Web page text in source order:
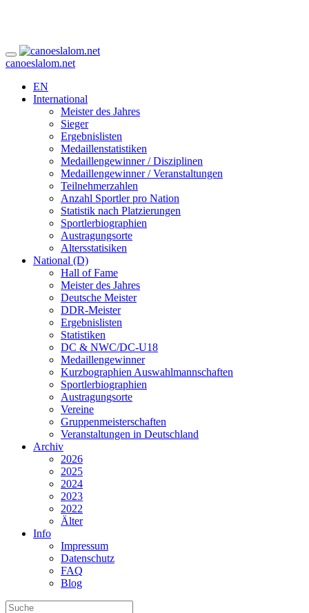
canoeslalom.net
EN
International
Meister des Jahres
Sieger
Ergebnislisten
Medaillenstatistiken
Medaillengewinner / Disziplinen
Medaillengewinner / Veranstaltungen
Teilnehmerzahlen
Anzahl Sportler pro Nation
Statistik nach Platzierungen
Sportlerbiographien
Austragungsorte
Altersstatisiken
National (D)
Hall of Fame
Meister des Jahres
Deutsche Meister
DDR-Meister
Ergebnislisten
Statistiken
DC & NWC/DC-U18
Medaillengewinner
Kurzbographien Auswahlmannschaften
Sportlerbiographien
Austragungsorte
Vereine
Gruppenmeisterschaften
Veranstaltungen in Deutschland
Archiv
2026
2025
2024
2023
2022
Älter
Info
Impressum
Datenschutz
FAQ
Blog